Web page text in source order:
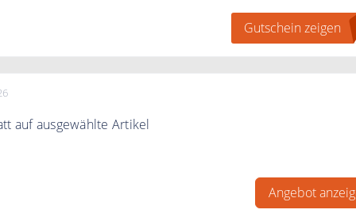
Gutschein zeigen
auf ausgewählte Artikel
Angebot